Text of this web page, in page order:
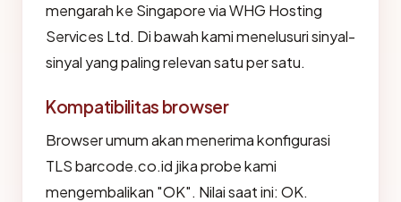
mengarah ke Singapore via WHG Hosting
Services Ltd. Di bawah kami menelusuri sinyal-
sinyal yang paling relevan satu per satu.
Kompatibilitas browser
Browser umum akan menerima konfigurasi
TLS barcode.co.id jika probe kami
mengembalikan "OK". Nilai saat ini: OK.